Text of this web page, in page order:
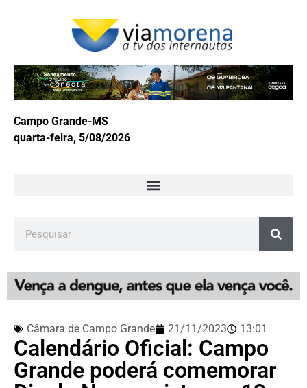
Campo Grande-MS
quarta-feira, 5/08/2026
Câmara de Campo Grande 21/11/2023 13:01
Calendário Oficial: Campo
Grande poderá comemorar